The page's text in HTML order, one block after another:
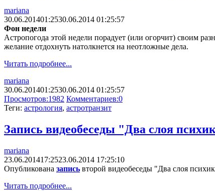
mariana
30.06.201401:2530.06.2014 01:25:57
Фон недели
Астропогода этой недели порадует (или огорчит) своим
желание отдохнуть натолкнется на неотложные дела.
Читать подробнее...
mariana
30.06.201401:2530.06.2014 01:25:57
Просмотров:1982 Комментариев:0
Теги: астрология, астротранзит
Запись видеобеседы "Два слоя
mariana
23.06.201417:2523.06.2014 17:25:10
Опубликована запись второй видеобеседы "Два слоя
Читать подробнее...